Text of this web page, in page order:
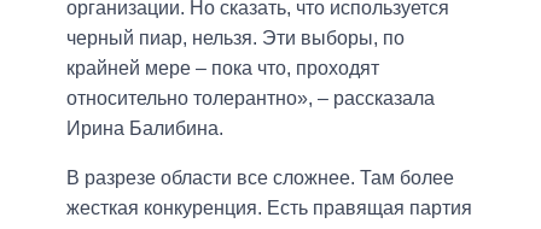
организации. Но сказать, что используется
черный пиар, нельзя. Эти выборы, по
крайней мере – пока что, проходят
относительно толерантно», – рассказала
Ирина Балибина.
В разрезе области все сложнее. Там более
жесткая конкуренция. Есть правящая партия